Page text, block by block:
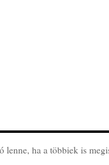
ha a többiek is